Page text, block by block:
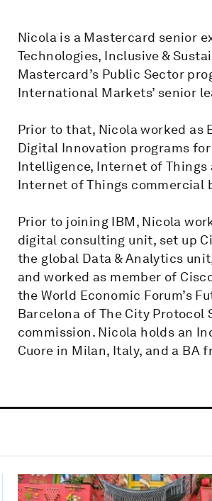
Nicola is a Mastercard senior
Technologies, Inclusive &
Mastercard’s Public Sector
International Markets’ senior
Prior to that, Nicola worked as
Digital Innovation programs
Intelligence, Internet of Things
Internet of Things commercial
Prior to joining IBM, Nicola
digital consulting unit, set up
the global Data & Analytics
and worked as member of
the World Economic Forum’s
Barcelona of The City Protocol
commission. Nicola holds an
Cuore in Milan, Italy, and a BA